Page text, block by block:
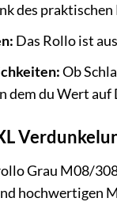
des
Das Rollo ist
Ob
dem du Wert
Grau M08/
hochwertigen